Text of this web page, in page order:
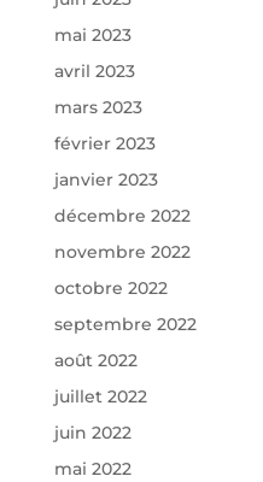
mai 2023
avril 2023
mars 2023
février 2023
janvier 2023
décembre 2022
novembre 2022
octobre 2022
septembre 2022
août 2022
juillet 2022
juin 2022
mai 2022